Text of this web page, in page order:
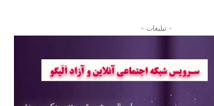
- تبلیغات -